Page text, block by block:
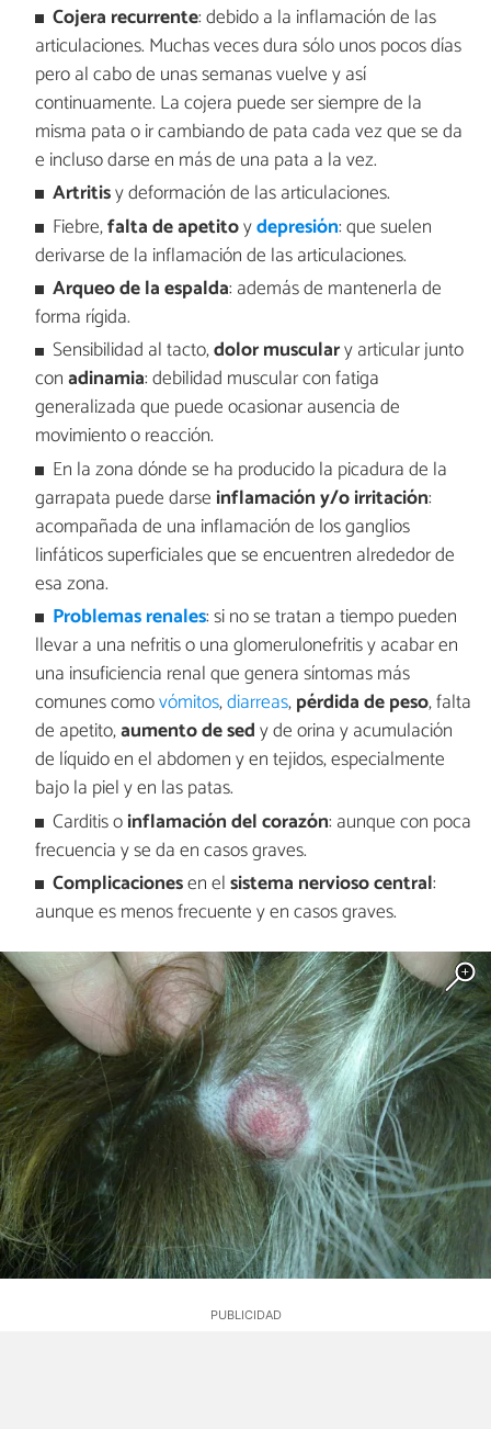
Cojera recurrente: debido a la inflamación de las
articulaciones. Muchas veces dura sólo unos pocos días
pero al cabo de unas semanas vuelve y así
continuamente. La cojera puede ser siempre de la
misma pata o ir cambiando de pata cada vez que se da
e incluso darse en más de una pata a la vez.
Artritisy deformación de las articulaciones.
Fiebre,falta de apetitoydepresión: que suelen
derivarse de la inflamación de las articulaciones.
Arqueo de la espalda: además de mantenerla de
forma rígida.
Sensibilidad al tacto,dolor musculary articular junto
conadinamia: debilidad muscular con fatiga
generalizada que puede ocasionar ausencia de
movimiento o reacción.
En la zona dónde se ha producido la picadura de la
garrapata puede darse inflamación y/o irritación:
acompañada de una inflamación de los ganglios
linfáticos superficiales que se encuentren alrededor de
esa zona.
Problemas renales: si no se tratan a tiempo pueden
llevar a una nefritis o una glomerulonefritis y acabar en
una insuficiencia renal que genera síntomas más
comunes comovómitos,diarreas,pérdida de peso, falta
de apetito,aumento de sedy de orina y acumulación
de líquido en el abdomen y en tejidos, especialmente
bajo la piel y en las patas.
Carditis oinflamación del corazón: aunque con poca
frecuencia y se da en casos graves.
Complicacionesen elsistema nervioso central:
aunque es menos frecuente y en casos graves.